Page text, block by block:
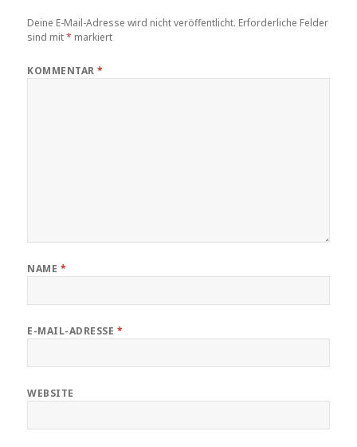
Deine E-Mail-Adresse wird nicht veröffentlicht. Erforderliche Felder
sind mit* markiert
KOMMENTAR*
NAME *
E-MAIL-ADRESSE *
WEBSITE